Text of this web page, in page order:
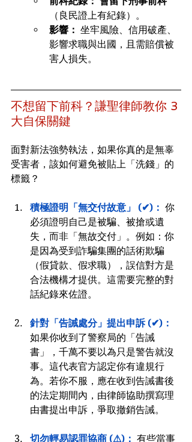
（良民證上有紀錄）。
影響： 坐牢風險、信用破產、
影響求職與出國，且需賠償被
害人損失。
不想留下前科？謙聖律師教你 3
大自保關鍵
面對新法強勢執法，如果你真的是無辜
受害者，該如何避免被貼上「洗錢」的
標籤？
積極證明「無交付故意」 (✔)： 你
必須證明自己是被騙、被搶或遺
失，而非「無故交付」。例如：你
是因為受到詐騙集團的話術欺騙
（假貸款、假求職），誤信對方是
合法機構才提供。這需要完整的對
話紀錄來佐證。
針對「告誡處分」提出申訴 (✔)：
如果你收到了警察局的「告誡
書」，千萬不要以為只是警告就沒
事。這代表官方認定你有違規行
為。若你不服，應在收到告誡書後
的法定期間內，由律師協助撰寫理
由書提出申訴，爭取撤銷告誡。
切勿輕易認罪協商 (⚠)： 有些當事